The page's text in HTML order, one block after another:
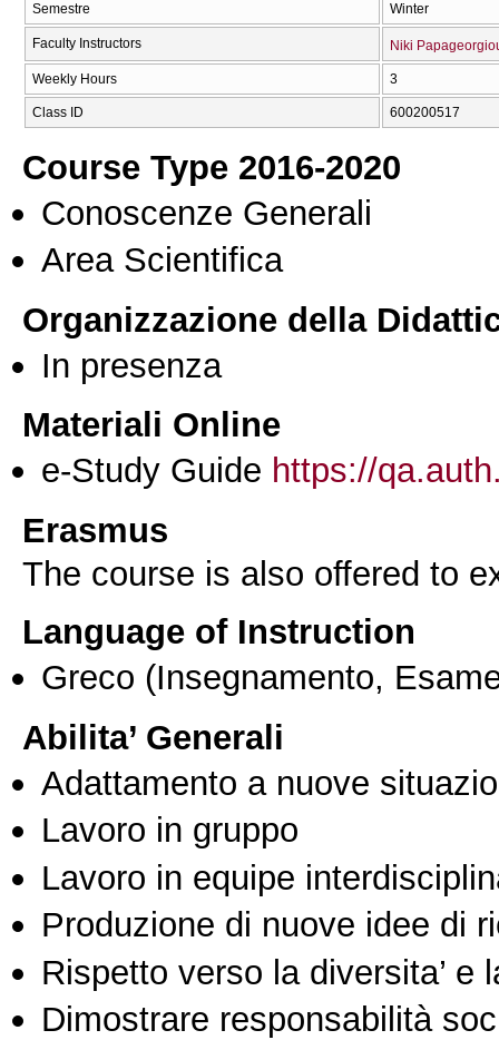
Semestre Winter
Faculty Instructors Niki
Weekly Hours 3
Class ID 600200517
Course Type 2016-2020
Conoscenze Generali
Area Scientifica
Organizzazione della
In presenza
Materiali Online
e-Study Guide https://
Erasmus
The course is also offered to
Language of Instruction
Greco (Insegnamento,
Abilita’ Generali
Adattamento a nuove
Lavoro in gruppo
Lavoro in equipe
Produzione di nuove idee di
Rispetto verso la diversita’ e
Dimostrare responsabilità